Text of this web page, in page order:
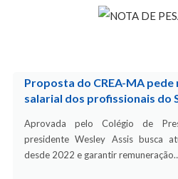
Proposta do CREA-MA
salarial dos profissionais do
Aprovada pelo Colégio de
presidente Wesley Assis busca
desde 2022 e garantir